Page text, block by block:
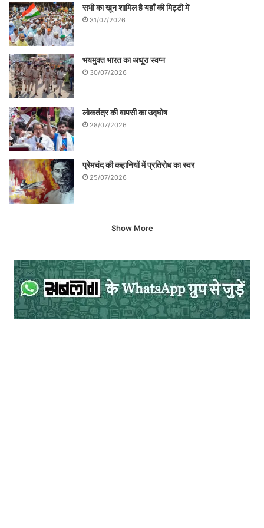
राज बिसारिया ने अपने वक्त में जो लड़ाई लड़ी थी,
उसी का परिणाम इतने वर्षों के बाद आज हमें ये देखने
को मिल रहा रहा है कि मध्य प्रदेश, त्रिपुरा, सिक्कम,
बनारस, बंगलरू, चंडीगढ़, हैदराबाद जैसे शहरों,
महानगरों में नाटक की अलग–अलग विधाओं में
राज बिसारिया को वर्तमान सत्ता से कई स्तर पर लड़ाई
लड़नी पड़ी। उनके खिलाफ न्यायालय में मुकदमें
चले। रंगमंच से जुड़े कई जड़ – परंपरागत रंगकर्मियों
सभी का खून शामिल है यहाँ की मिट्टी में
31/07/2026
भयमुक्त भारत का अधूरा स्वप्न
30/07/2026
लोकतंत्र की वापसी का उद्घोष
28/07/2026
प्रेमचंद की कहानियों में प्रतिरोध का स्वर
25/07/2026
Show More